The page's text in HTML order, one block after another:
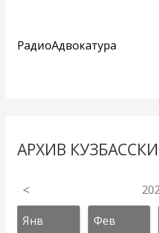
РадиоАдвокатура
АРХИВ
<
Янв Фев